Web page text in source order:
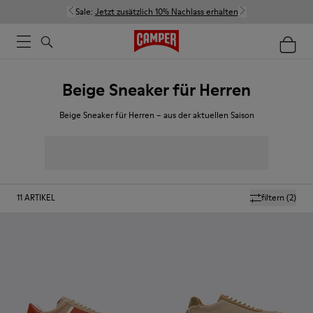
Sale: Jetzt zusätzlich 10% Nachlass erhalten
Beige Sneaker für Herren
Beige Sneaker für Herren – aus der aktuellen Saison
filtern (2)
11ARTIKEL